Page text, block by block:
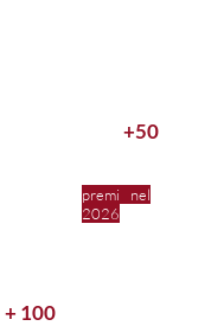
+50
premi nel
2026
+ 100